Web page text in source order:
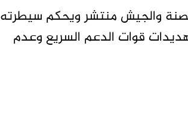
والجيش منتشر ويحكم سيطرته
قوات الدعم السريع وعدم